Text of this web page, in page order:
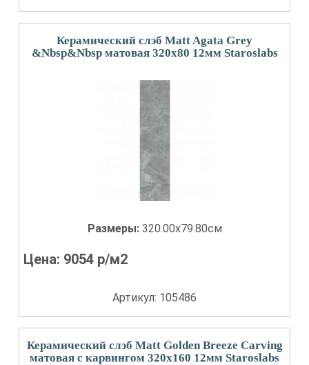
Керамический слэб Matt Agata Grey
&Nbsp&Nbsp матовая 320x80 12мм Staroslabs
Размеры: 320.00x79.80см
Цена: 9054 р/м2
Артикул: 105486
Керамический слэб Matt Golden Breeze Carving
матовая с карвингом 320x160 12мм Staroslabs